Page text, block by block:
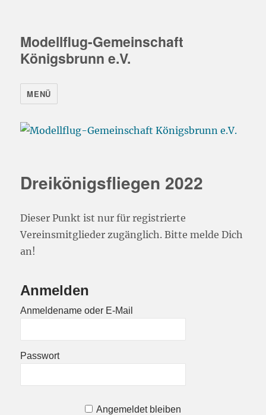
Modellflug-Gemeinschaft
Königsbrunn e.V.
MENÜ
Dreikönigsfliegen 2022
Dieser Punkt ist nur für registrierte
Vereinsmitglieder zugänglich. Bitte melde Dich
an!
Anmelden
Anmeldename oder E-Mail
Passwort
Angemeldet bleiben